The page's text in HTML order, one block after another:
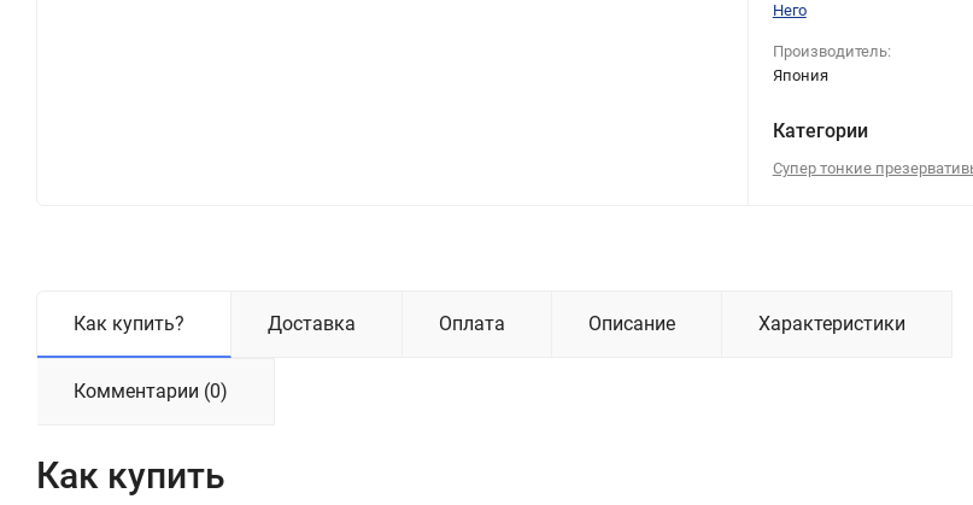
Него
Производитель:
Япония
Категории
Супер тонкие
Как купить? Доставка Оплата Описание Характеристики
Комментарии (0)
Как купить